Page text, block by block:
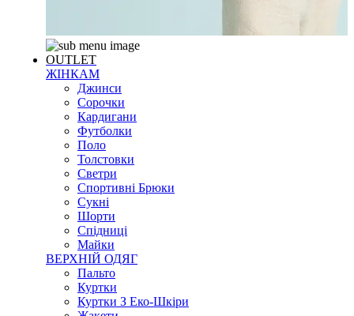
OUTLET
ЖІНКАМ
Джинси
Сорочки
Кардигани
Футболки
Поло
Толстовки
Светри
Спортивні Брюки
Сукні
Шорти
Спідниці
Майки
ВЕРХНІЙ ОДЯГ
Пальто
Куртки
Куртки З Еко-Шкіри